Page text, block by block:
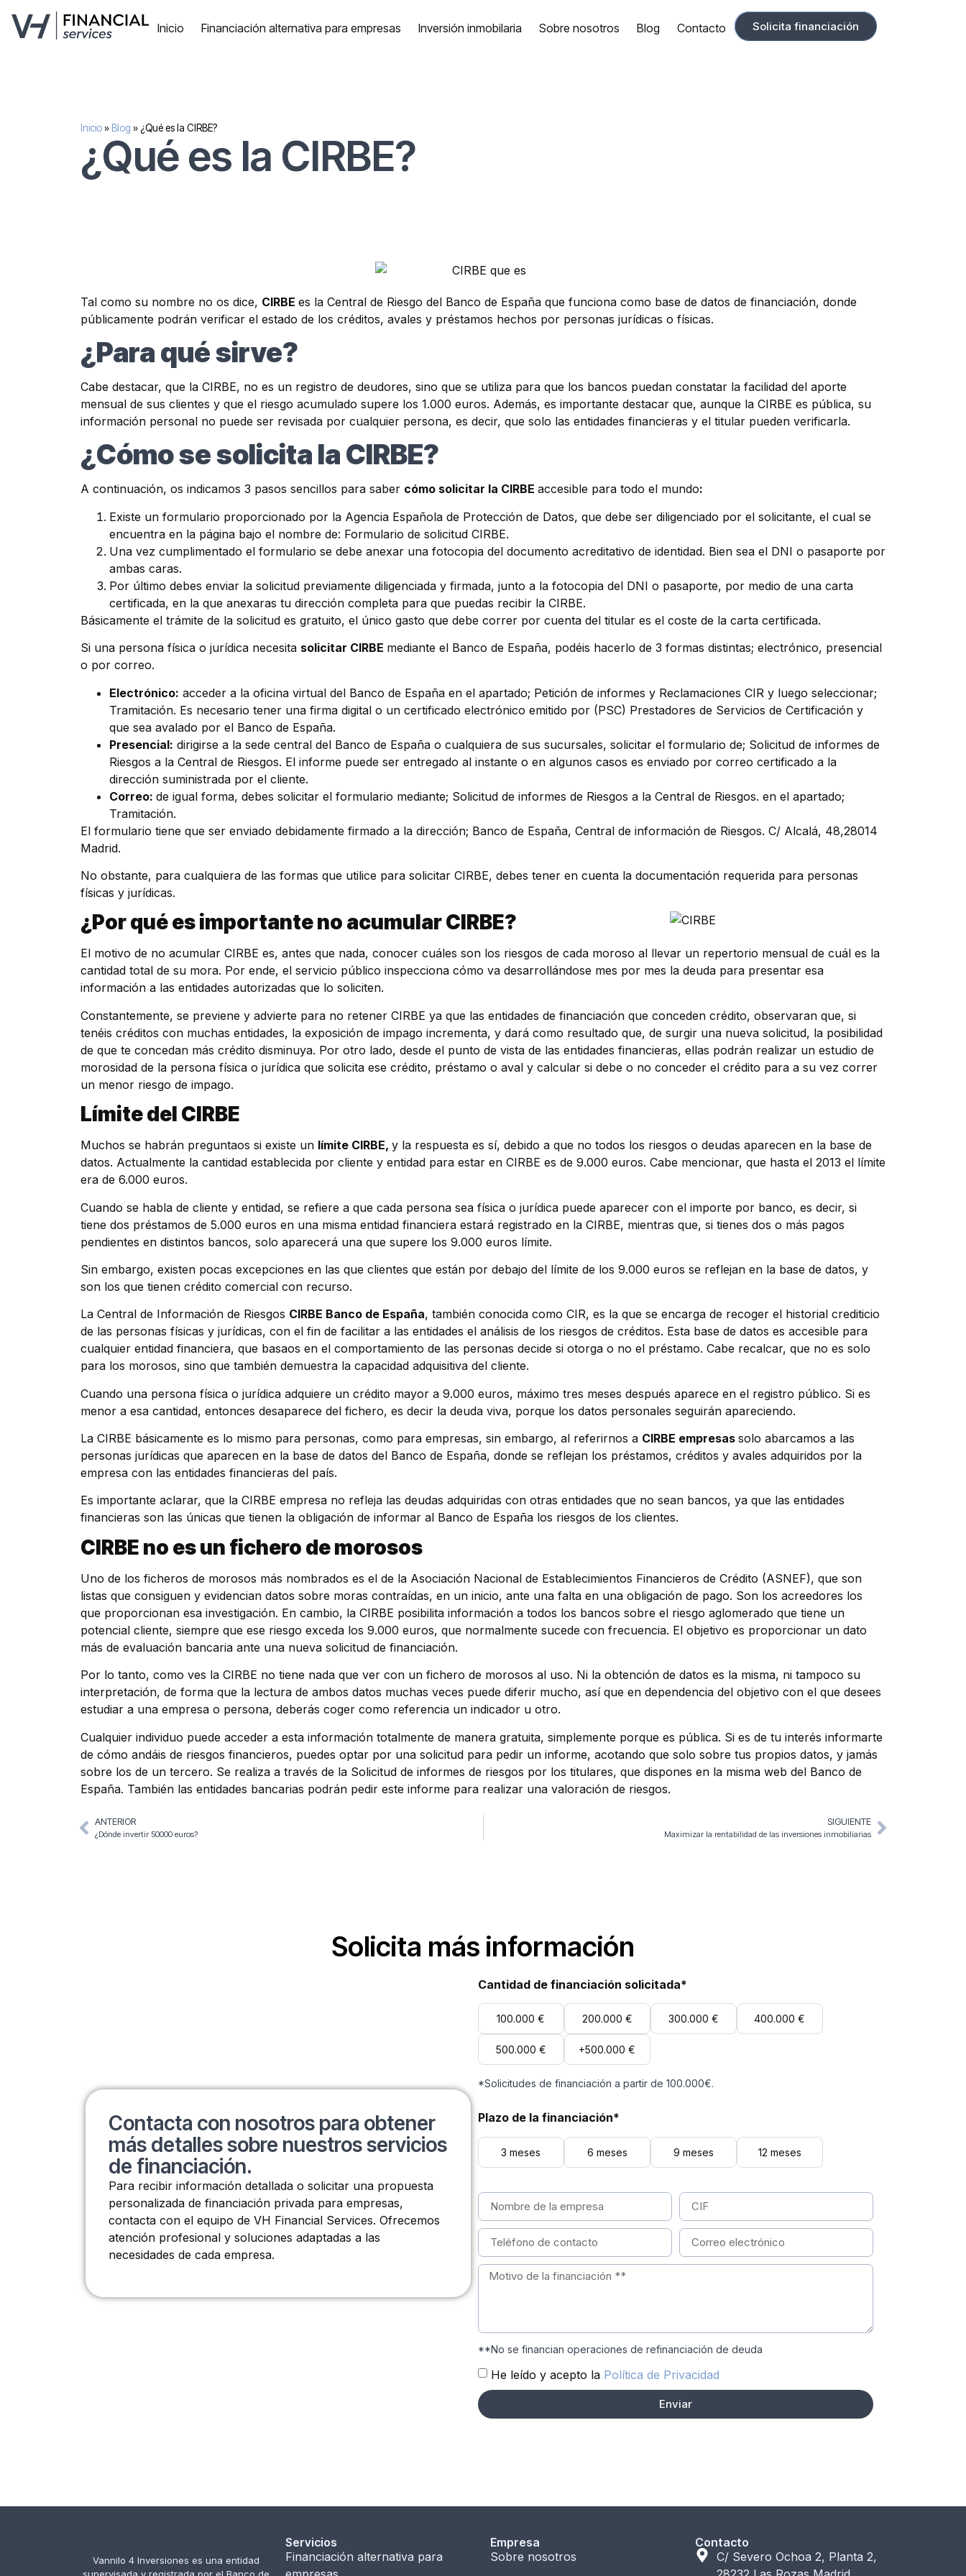
Inicio Financiación alternativa para empresas Inversión inmobilaria Sobre nosotros Blog Contacto Solicita financiación
Inicio» Blog » ¿Qué es la CIRBE?
¿Qué es la CIRBE?
Tal como su nombre no os dice, CIRBE es la Central de Riesgo del Banco de España que funciona como base de datos de financiación, donde
públicamente podrán verificar el estado de los créditos, avales y préstamos hechos por personas jurídicas o físicas.
¿Para qué sirve?
Cabe destacar, que la CIRBE, no es un registro de deudores, sino que se utiliza para que los bancos puedan constatar la facilidad del aporte
mensual de sus clientes y que el riesgo acumulado supere los 1.000 euros. Además, es importante destacar que, aunque la CIRBE es pública, su
información personal no puede ser revisada por cualquier persona, es decir, que solo las entidades financieras y el titular pueden verificarla.
¿Cómo se solicita la CIRBE?
A continuación, os indicamos 3 pasos sencillos para saber cómo solicitar la CIRBE accesible para todo el mundo:
Existe un formulario proporcionado por la Agencia Española de Protección de Datos, que debe ser diligenciado por el solicitante, el cual se
encuentra en la página bajo el nombre de: Formulario de solicitud CIRBE.
Una vez cumplimentado el formulario se debe anexar una fotocopia del documento acreditativo de identidad. Bien sea el DNI o pasaporte por
ambas caras.
Por último debes enviar la solicitud previamente diligenciada y firmada, junto a la fotocopia del DNI o pasaporte, por medio de una carta
certificada, en la que anexaras tu dirección completa para que puedas recibir la CIRBE.
Básicamente el trámite de la solicitud es gratuito, el único gasto que debe correr por cuenta del titular es el coste de la carta certificada.
Si una persona física o jurídica necesita solicitar CIRBE mediante el Banco de España, podéis hacerlo de 3 formas distintas; electrónico, presencial
o por correo.
Electrónico: acceder a la oficina virtual del Banco de España en el apartado; Petición de informes y Reclamaciones CIR y luego seleccionar;
Tramitación. Es necesario tener una firma digital o un certificado electrónico emitido por (PSC) Prestadores de Servicios de Certificación y
que sea avalado por el Banco de España.
Presencial: dirigirse a la sede central del Banco de España o cualquiera de sus sucursales, solicitar el formulario de; Solicitud de informes de
Riesgos a la Central de Riesgos. El informe puede ser entregado al instante o en algunos casos es enviado por correo certificado a la
dirección suministrada por el cliente.
Correo: de igual forma, debes solicitar el formulario mediante; Solicitud de informes de Riesgos a la Central de Riesgos. en el apartado;
Tramitación.
El formulario tiene que ser enviado debidamente firmado a la dirección; Banco de España, Central de información de Riesgos. C/ Alcalá, 48,28014
Madrid.
No obstante, para cualquiera de las formas que utilice para solicitar CIRBE, debes tener en cuenta la documentación requerida para personas
físicas y jurídicas.
¿Por qué es importante no acumular CIRBE?
El motivo de no acumular CIRBE es, antes que nada, conocer cuáles son los riesgos de cada moroso al llevar un repertorio mensual de cuál es la
cantidad total de su mora. Por ende, el servicio público inspecciona cómo va desarrollándose mes por mes la deuda para presentar esa
información a las entidades autorizadas que lo soliciten.
Constantemente, se previene y advierte para no retener CIRBE ya que las entidades de financiación que conceden crédito, observaran que, si
tenéis créditos con muchas entidades, la exposición de impago incrementa, y dará como resultado que, de surgir una nueva solicitud, la posibilidad
de que te concedan más crédito disminuya. Por otro lado, desde el punto de vista de las entidades financieras, ellas podrán realizar un estudio de
morosidad de la persona física o jurídica que solicita ese crédito, préstamo o aval y calcular si debe o no conceder el crédito para a su vez correr
un menor riesgo de impago.
Límite del CIRBE
Muchos se habrán preguntaos si existe un límite CIRBE, y la respuesta es sí, debido a que no todos los riesgos o deudas aparecen en la base de
datos. Actualmente la cantidad establecida por cliente y entidad para estar en CIRBE es de 9.000 euros. Cabe mencionar, que hasta el 2013 el límite
era de 6.000 euros.
Cuando se habla de cliente y entidad, se refiere a que cada persona sea física o jurídica puede aparecer con el importe por banco, es decir, si
tiene dos préstamos de 5.000 euros en una misma entidad financiera estará registrado en la CIRBE, mientras que, si tienes dos o más pagos
pendientes en distintos bancos, solo aparecerá una que supere los 9.000 euros límite.
Sin embargo, existen pocas excepciones en las que clientes que están por debajo del límite de los 9.000 euros se reflejan en la base de datos, y
son los que tienen crédito comercial con recurso.
La Central de Información de Riesgos CIRBE Banco de España, también conocida como CIR, es la que se encarga de recoger el historial crediticio
de las personas físicas y jurídicas, con el fin de facilitar a las entidades el análisis de los riesgos de créditos. Esta base de datos es accesible para
cualquier entidad financiera, que basaos en el comportamiento de las personas decide si otorga o no el préstamo. Cabe recalcar, que no es solo
para los morosos, sino que también demuestra la capacidad adquisitiva del cliente.
Cuando una persona física o jurídica adquiere un crédito mayor a 9.000 euros, máximo tres meses después aparece en el registro público. Si es
menor a esa cantidad, entonces desaparece del fichero, es decir la deuda viva, porque los datos personales seguirán apareciendo.
La CIRBE básicamente es lo mismo para personas, como para empresas, sin embargo, al referirnos a CIRBE empresas solo abarcamos a las
personas jurídicas que aparecen en la base de datos del Banco de España, donde se reflejan los préstamos, créditos y avales adquiridos por la
empresa con las entidades financieras del país.
Es importante aclarar, que la CIRBE empresa no refleja las deudas adquiridas con otras entidades que no sean bancos, ya que las entidades
financieras son las únicas que tienen la obligación de informar al Banco de España los riesgos de los clientes.
CIRBE no es un fichero de morosos
Uno de los ficheros de morosos más nombrados es el de la Asociación Nacional de Establecimientos Financieros de Crédito (ASNEF), que son
listas que consiguen y evidencian datos sobre moras contraídas, en un inicio, ante una falta en una obligación de pago. Son los acreedores los
que proporcionan esa investigación. En cambio, la CIRBE posibilita información a todos los bancos sobre el riesgo aglomerado que tiene un
potencial cliente, siempre que ese riesgo exceda los 9.000 euros, que normalmente sucede con frecuencia. El objetivo es proporcionar un dato
más de evaluación bancaria ante una nueva solicitud de financiación.
Por lo tanto, como ves la CIRBE no tiene nada que ver con un fichero de morosos al uso. Ni la obtención de datos es la misma, ni tampoco su
interpretación, de forma que la lectura de ambos datos muchas veces puede diferir mucho, así que en dependencia del objetivo con el que desees
estudiar a una empresa o persona, deberás coger como referencia un indicador u otro.
Cualquier individuo puede acceder a esta información totalmente de manera gratuita, simplemente porque es pública. Si es de tu interés informarte
de cómo andáis de riesgos financieros, puedes optar por una solicitud para pedir un informe, acotando que solo sobre tus propios datos, y jamás
sobre los de un tercero. Se realiza a través de la Solicitud de informes de riesgos por los titulares, que dispones en la misma web del Banco de
España. También las entidades bancarias podrán pedir este informe para realizar una valoración de riesgos.
ANTERIOR
¿Dónde invertir 50000 euros?
SIGUIENTE
Maximizar la rentabilidad de las inversiones inmobiliarias
Solicita más información
Contacta con nosotros para obtener
más detalles sobre nuestros servicios
de financiación.
Para recibir información detallada o solicitar una propuesta
personalizada de financiación privada para empresas,
contacta con el equipo de VH Financial Services. Ofrecemos
atención profesional y soluciones adaptadas a las
necesidades de cada empresa.
Cantidad de financiación solicitada*
100.000 € 200.000 € 300.000 € 400.000 €
500.000 € +500.000 €
*Solicitudes de financiación a partir de 100.000€.
Plazo de la financiación*
3 meses 6 meses 9 meses 12 meses
**No se financian operaciones de refinanciación de deuda
He leído y acepto la Política de Privacidad
Enviar
Vannilo 4 Inversiones es una entidad
Servicios
Financiación alternativa para
Empresa
Sobre nosotros
Contacto
C/ Severo Ochoa 2, Planta 2,